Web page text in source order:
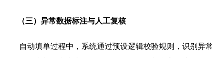
（三）异常数据标注与人工复核
自动填单过程中，系统通过预设逻辑校验规则，识别异常